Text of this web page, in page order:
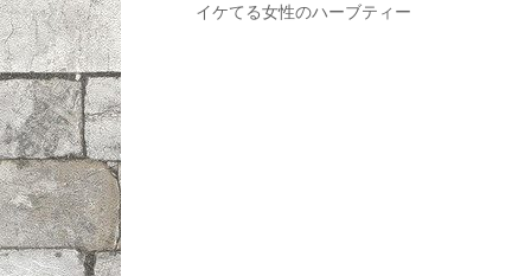
イケてる女性のハーブティー